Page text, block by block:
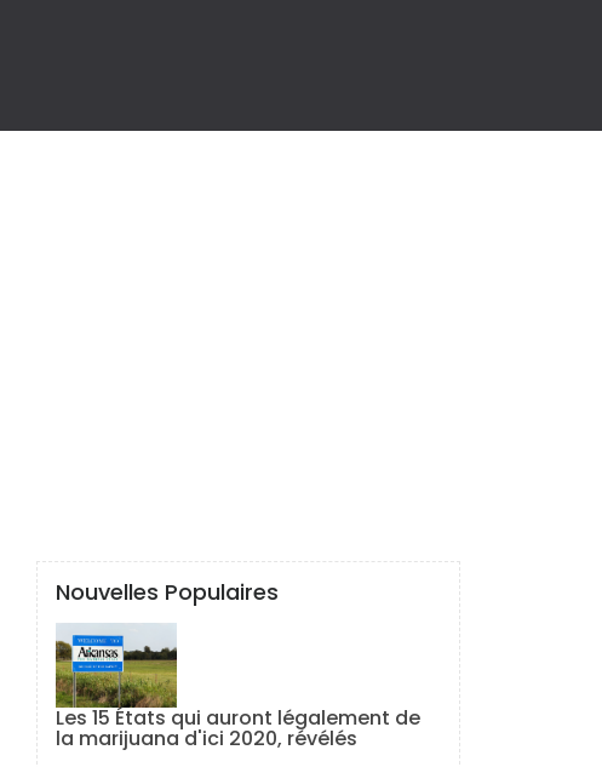
Nouvelles Populaires
Les 15 États qui auront légalement de
la marijuana d'ici 2020, révélés